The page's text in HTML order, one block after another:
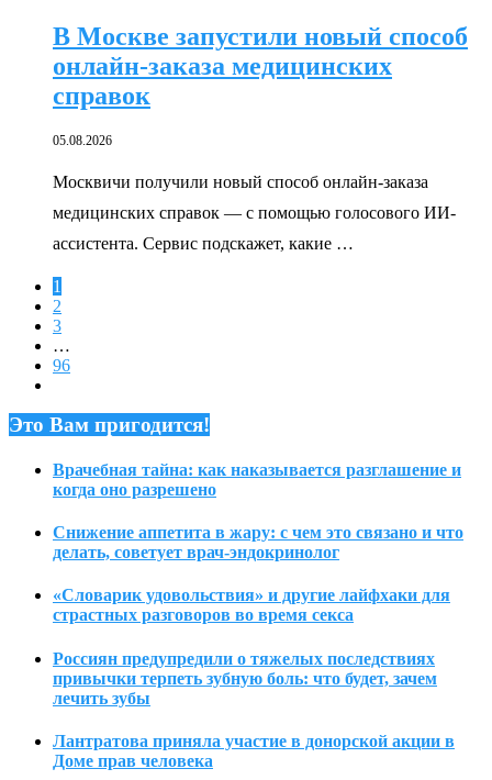
В Москве запустили новый способ
онлайн-заказа медицинских
справок
05.08.2026
Москвичи получили новый способ онлайн-заказа
медицинских справок — с помощью голосового ИИ-
ассистента. Сервис подскажет, какие …
1
2
3
…
96
Это Вам пригодится!
Врачебная тайна: как наказывается разглашение и
когда оно разрешено
Снижение аппетита в жару: с чем это связано и что
делать, советует врач-эндокринолог
«Словарик удовольствия» и другие лайфхаки для
страстных разговоров во время секса
Россиян предупредили о тяжелых последствиях
привычки терпеть зубную боль: что будет, зачем
лечить зубы
Лантратова приняла участие в донорской акции в
Доме прав человека